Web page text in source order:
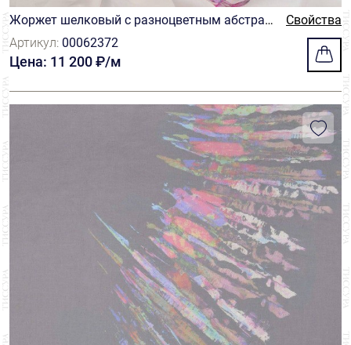
Жоржет шелковый с разноцветным абстрак
тным купонным принтом на белом фоне
Свойства
Артикул: 00062372
Цена: 11 200 ₽/м